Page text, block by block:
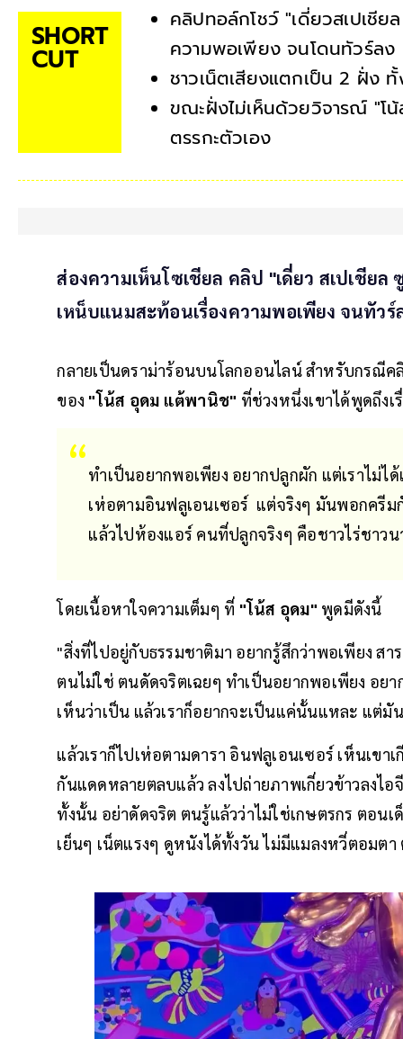
SHORT
CUT
คลิปทอล์กโชว์ "เดี่ยวสเปเชี
ความพอเพียง จนโดนทัวร์ลง
ชาวเน็ตเสียงแตกเป็น 2 ฝั่ง
ขณะฝั่งไม่เห็นด้วยวิจารณ์ "โ
ตรรกะตัวเอง
ส่องความเห็นโซเชียล คลิป "เดี่ยว สเปเชีย
เหน็บแนมสะท้อนเรื่องความพอเพียง จนทัว
กลายเป็นดราม่าร้อนบนโลกออนไลน์ สำหรับกรณี
ของ "โน้ส อุดม แต้พานิช" ที่ช่วงหนึ่งเขาได้พูดถึง
ทำเป็นอยากพอเพียง อยากปลูกผัก แต่เราไม่ไ
เห่อตามอินฟลูเอนเซอร์ แต่จริงๆ มันพอกครีม
แล้วไปห้องแอร์ คนที่ปลูกจริงๆ คือชาวไร่ชาว
โดยเนื้อหาใจความเต็มๆ ที่ "โน้ส อุดม" พูดมีดังนี้
"สิ่งที่ไปอยู่กับธรรมชาติมา อยากรู้สึกว่าพอเพียง ส
ตนไม่ใช่ ตนดัดจริตเฉยๆ ทำเป็นอยากพอเพียง อย
เห็นว่าเป็น แล้วเราก็อยากจะเป็นแค่นั้นแหละ แต่มัน
แล้วเราก็ไปเห่อตามดารา อินฟลูเอนเซอร์ เห็นเขา
กันแดดหลายตลบแล้ว ลงไปถ่ายภาพเกี่ยวข้าวลงไ
ทั้งนั้น อย่าดัดจริต ตนรู้แล้วว่าไม่ใช่เกษตรกร ตอน
เย็นๆ เน็ตแรงๆ ดูหนังได้ทั้งวัน ไม่มีแมลงหวี่ตอมต